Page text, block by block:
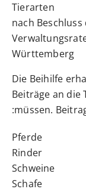
Tierarten
nach
Württemberg
Die Beihilfe
Beiträge an die
müssen.
Pferde
Rinder
Schweine
Schafe